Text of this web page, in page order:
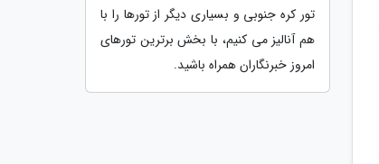
تور کره جنوبی و بسیاری دیگر از تورها را با
هم آنالیز می کنیم، با بخش برترین تورهای
امروز خبرنگاران همراه باشید.